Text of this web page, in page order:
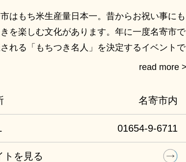
はもち米生産量日本一。昔からお祝い事にも
を楽しむ文化があります。年に一度名寄市で
れる「もちつき名人」を決定するイベントで
優勝して殿堂入りした名誉もち大使と一緒に日
験できる文化体験
名寄市内
01654-9-6711
トを見る